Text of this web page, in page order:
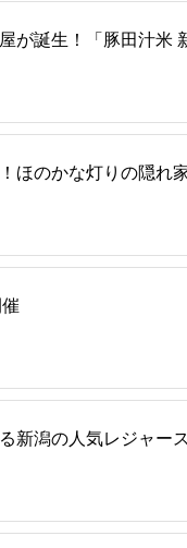
が誕生！「豚田汁米
ほのかな灯りの隠れ
新潟の人気レジャー